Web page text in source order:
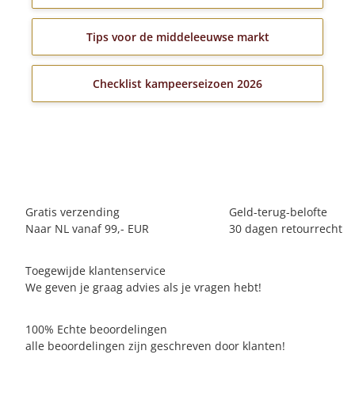
Tips voor de middeleeuwse markt
Checklist kampeerseizoen 2026
Gratis verzending
Naar NL vanaf 99,- EUR
Geld-terug-belofte
30 dagen retourrecht
Toegewijde klantenservice
We geven je graag advies als je vragen hebt!
100% Echte beoordelingen
alle beoordelingen zijn geschreven door klanten!